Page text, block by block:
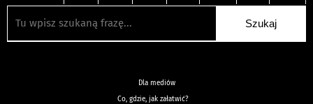
Dla mediów
Co, gdzie, jak załatwić?